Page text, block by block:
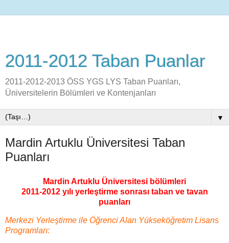
2011-2012 Taban Puanlar
2011-2012-2013 ÖSS YGS LYS Taban Puanları,
Üniversitelerin Bölümleri ve Kontenjanları
▼
Mardin Artuklu Üniversitesi Taban
Puanları
Mardin Artuklu Üniversitesi bölümleri
2011-2012 yılı yerleştirme sonrası taban ve tavan
puanları
Merkezi Yerleştirme ile Öğrenci Alan Yükseköğretim Lisans
Programları: